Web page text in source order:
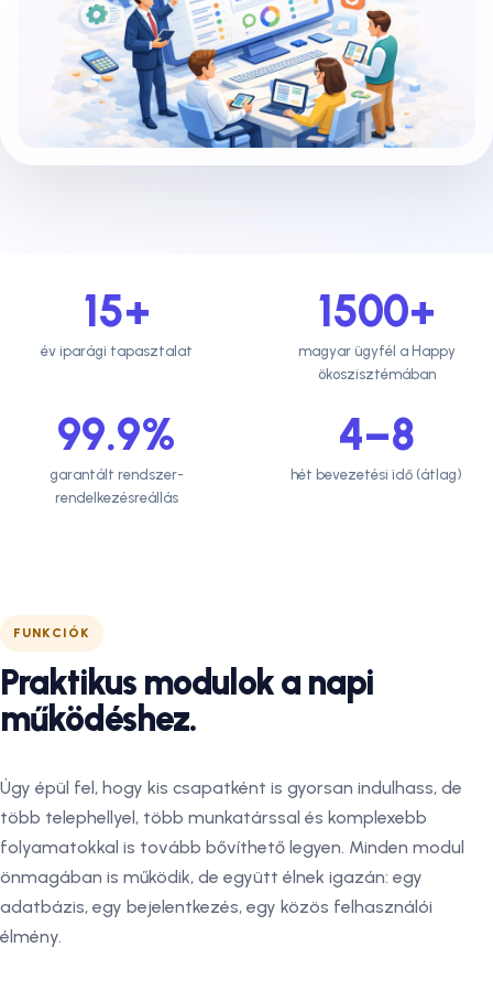
15+
év iparági tapasztalat
1500+
magyar ügyfél a Happy
ökoszisztémában
99.9%
garantált rendszer-
rendelkezésreállás
4–8
hét bevezetési idő (átlag)
FUNKCIÓK
Praktikus modulok a napi
működéshez.
Úgy épül fel, hogy kis csapatként is gyorsan indulhass, de
több telephellyel, több munkatárssal és komplexebb
folyamatokkal is tovább bővíthető legyen. Minden modul
önmagában is működik, de együtt élnek igazán: egy
adatbázis, egy bejelentkezés, egy közös felhasználói
élmény.